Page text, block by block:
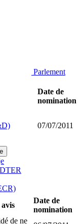
Parlement
Date de
nomination
07/07/2011
Date de
nomination
de ne